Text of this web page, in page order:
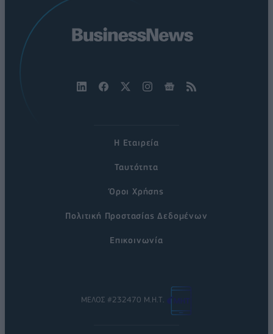
Η Εταιρεία
Ταυτότητα
Όροι Χρήσης
Πολιτική Προστασίας Δεδομένων
Επικοινωνία
ΜΕΛΟΣ #232470 Μ.Η.Τ.